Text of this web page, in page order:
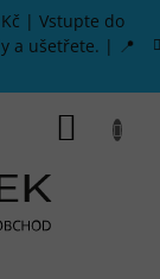
Kč | Vstupte do
a ušetřete. | 📍